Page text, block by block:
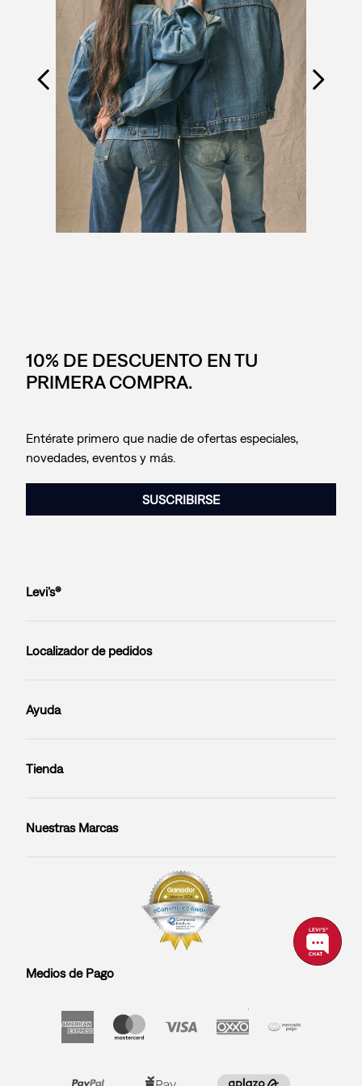
10% DE DESCUENTO EN TU
PRIMERA COMPRA.
Entérate primero que nadie de ofertas especiales,
novedades, eventos y más.
SUSCRIBIRSE
Levi’s®
Localizador de pedidos
Ayuda
Tienda
Nuestras Marcas
Medios de Pago